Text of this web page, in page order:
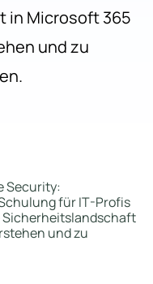
in Microsoft 365
und zu
Security:
für IT-Profis
Sicherheitslandschaft
und zu